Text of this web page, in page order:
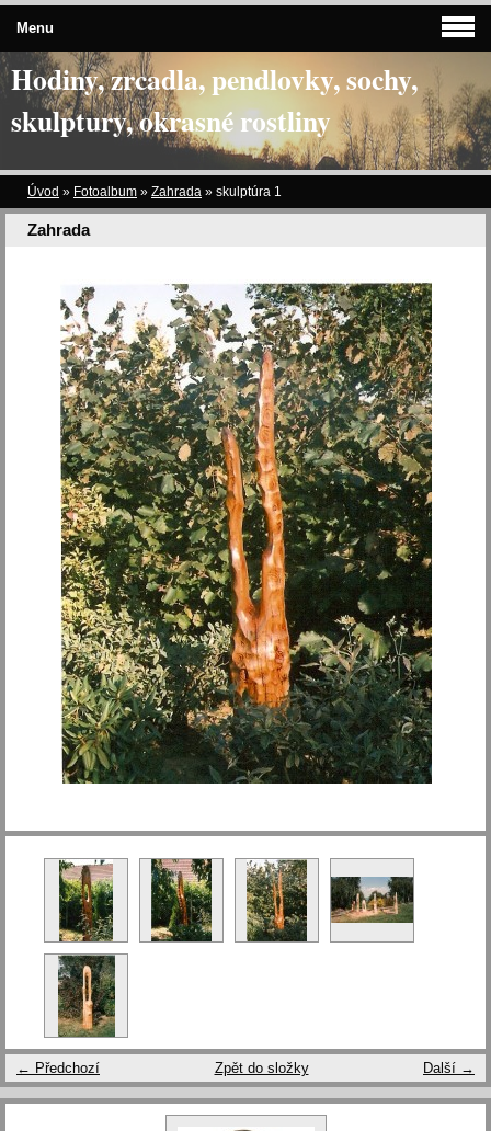
Hodiny, zrcadla, pendlovky, sochy,
skulptury, okrasné rostliny
Úvod » Fotoalbum » Zahrada » skulptúra 1
Zahrada
← Předchozí Další →
Zpět do složky
Menu